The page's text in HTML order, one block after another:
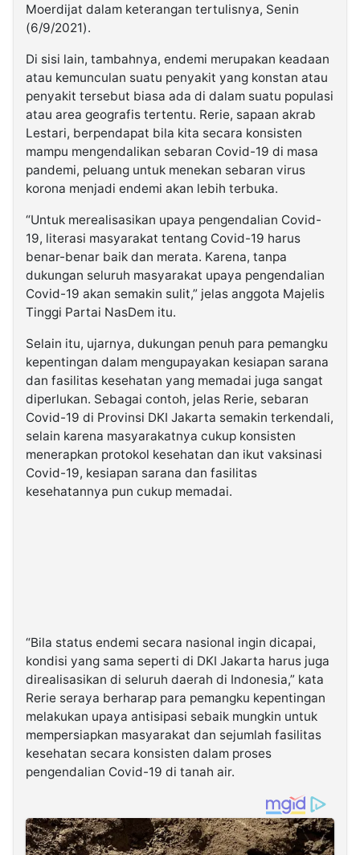
Moerdijat dalam keterangan tertulisnya, Senin
(6/9/2021).
Di sisi lain, tambahnya, endemi merupakan keadaan
atau kemunculan suatu penyakit yang konstan atau
penyakit tersebut biasa ada di dalam suatu populasi
atau area geografis tertentu. Rerie, sapaan akrab
Lestari, berpendapat bila kita secara konsisten
mampu mengendalikan sebaran Covid-19 di masa
pandemi, peluang untuk menekan sebaran virus
korona menjadi endemi akan lebih terbuka.
“Untuk merealisasikan upaya pengendalian Covid-
19, literasi masyarakat tentang Covid-19 harus
benar-benar baik dan merata. Karena, tanpa
dukungan seluruh masyarakat upaya pengendalian
Covid-19 akan semakin sulit,” jelas anggota Majelis
Tinggi Partai NasDem itu.
Selain itu, ujarnya, dukungan penuh para pemangku
kepentingan dalam mengupayakan kesiapan sarana
dan fasilitas kesehatan yang memadai juga sangat
diperlukan. Sebagai contoh, jelas Rerie, sebaran
Covid-19 di Provinsi DKI Jakarta semakin terkendali,
selain karena masyarakatnya cukup konsisten
menerapkan protokol kesehatan dan ikut vaksinasi
Covid-19, kesiapan sarana dan fasilitas
kesehatannya pun cukup memadai.
“Bila status endemi secara nasional ingin dicapai,
kondisi yang sama seperti di DKI Jakarta harus juga
direalisasikan di seluruh daerah di Indonesia,” kata
Rerie seraya berharap para pemangku kepentingan
melakukan upaya antisipasi sebaik mungkin untuk
mempersiapkan masyarakat dan sejumlah fasilitas
kesehatan secara konsisten dalam proses
pengendalian Covid-19 di tanah air.